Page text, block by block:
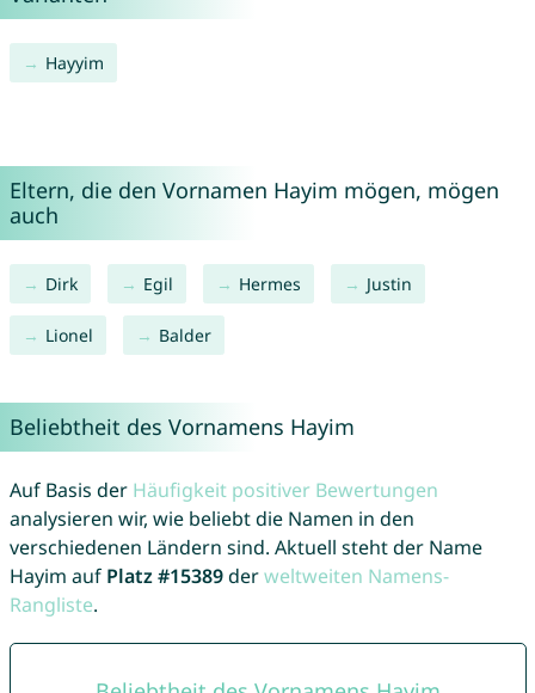
Hayyim
Eltern, die den Vornamen Hayim mögen, mögen
auch
Dirk Egil Hermes Justin
Lionel Balder
Beliebtheit des Vornamens Hayim
Auf Basis der Häufigkeit positiver Bewertungen
analysieren wir, wie beliebt die Namen in den
verschiedenen Ländern sind. Aktuell steht der Name
Hayim auf Platz #15389derweltweiten Namens-
Rangliste.